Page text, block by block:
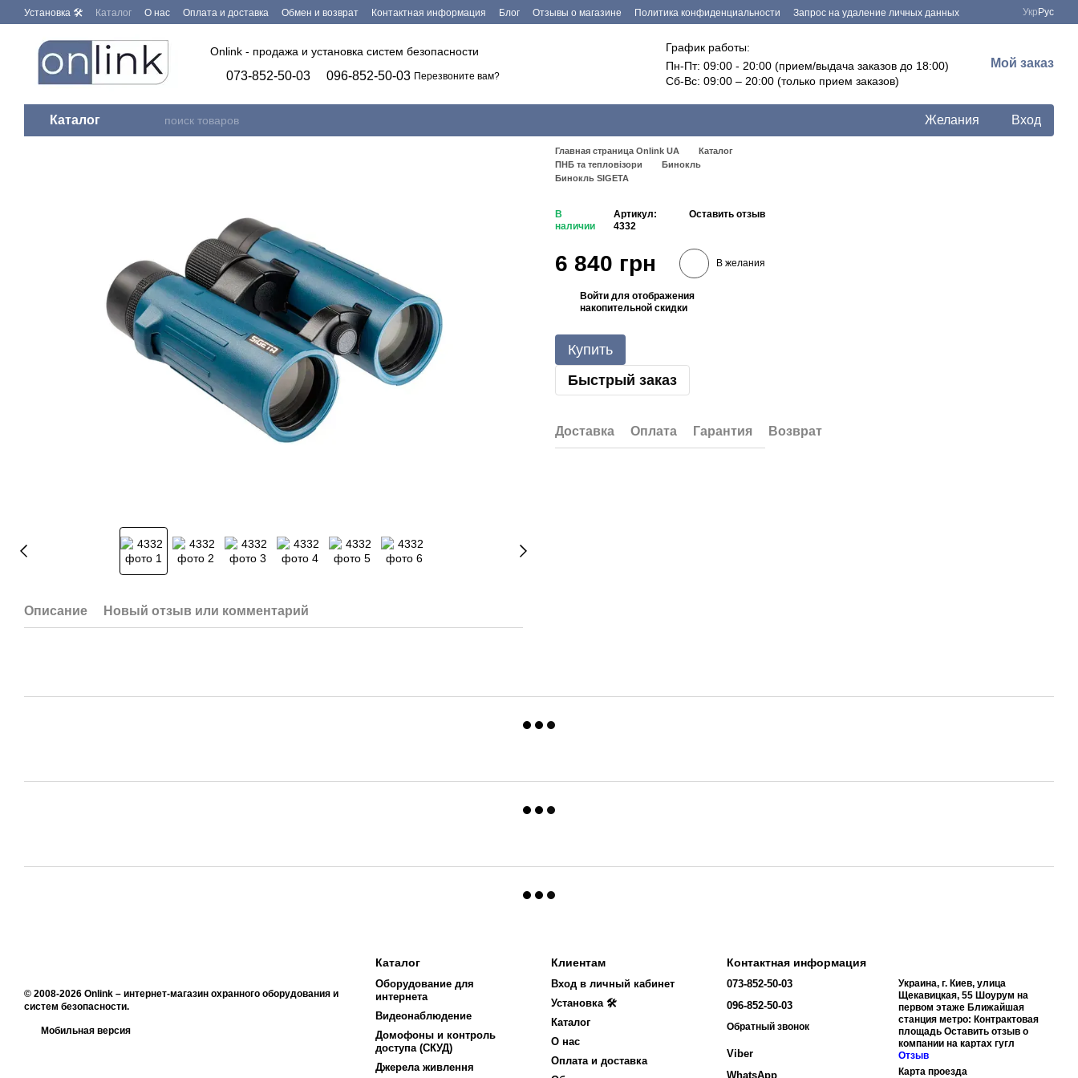
Перейти к основному контенту
Установка 🛠 Каталог О нас Оплата и доставка Обмен и возврат Контактная информация Блог Отзывы о магазине Политика конфиденциальности
Запрос на удаление личных данных
Укр Рус
Onlink - продажа и установка систем безопасности
073-852-50-03 096-852-50-03 Перезвоните вам?
График работы:
Пн-Пт: 09:00 - 20:00 (прием/выдача заказов до 18:00)
Сб-Вс: 09:00 – 20:00 (только прием заказов)
Мой заказ
Каталог Желания Вход
Описание Новый отзыв или комментарий
Главная страница Onlink UA
Каталог
ПНБ та тепловізори
Бинокль
Бинокль SIGETA
В
наличии
Артикул:
4332
Оставить отзыв
6 840 грн В желания
Войти для отображения
накопительной скидки
Купить
Быстрый заказ
Доставка Оплата Гарантия Возврат
© 2008-2026 Onlink – интернет-магазин охранного оборудования и
систем безопасности.
Мобильная версия
Каталог
Оборудование для
интернета
Видеонаблюдение
Домофоны и контроль
доступа (СКУД)
Джерела живлення
Клиентам
Вход в личный кабинет
Установка 🛠
Каталог
О нас
Оплата и доставка
Контактная информация
073-852-50-03
096-852-50-03
Обратный звонок
Viber
WhatsApp
Украина, г. Киев, улица
Щекавицкая, 55 Шоурум на
первом этаже Ближайшая
станция метро: Контрактовая
площадь Оставить отзыв о
компании на картах гугл
Отзыв
Карта проезда